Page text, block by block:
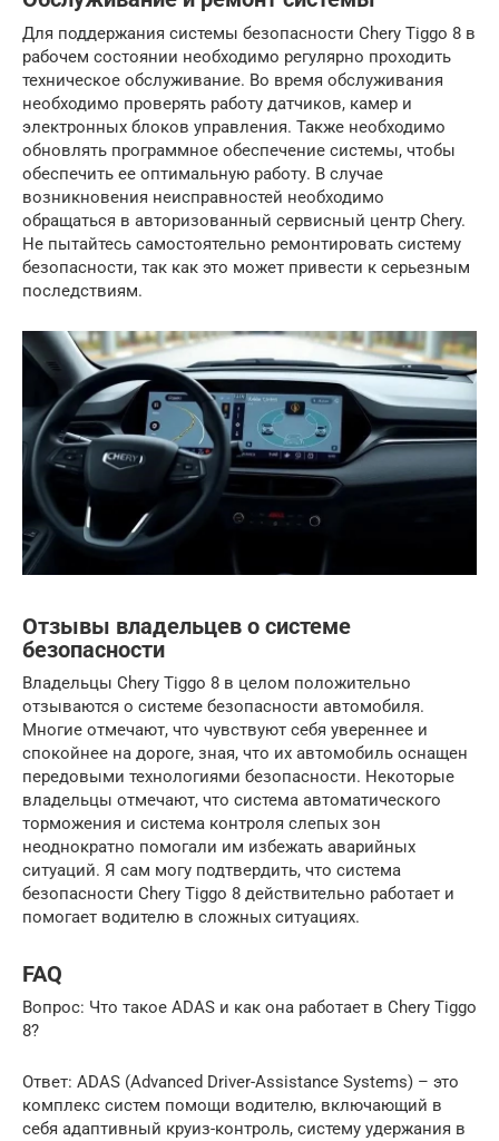
Для поддержания системы безопасности Chery Tiggo 8 в
рабочем состоянии необходимо регулярно проходить
техническое обслуживание. Во время обслуживания
необходимо проверять работу датчиков, камер и
электронных блоков управления. Также необходимо
обновлять программное обеспечение системы, чтобы
обеспечить ее оптимальную работу. В случае
возникновения неисправностей необходимо
обращаться в авторизованный сервисный центр Chery.
Не пытайтесь самостоятельно ремонтировать систему
безопасности, так как это может привести к серьезным
последствиям.
Отзывы владельцев о системе
безопасности
Владельцы Chery Tiggo 8 в целом положительно
отзываются о системе безопасности автомобиля.
Многие отмечают, что чувствуют себя увереннее и
спокойнее на дороге, зная, что их автомобиль оснащен
передовыми технологиями безопасности. Некоторые
владельцы отмечают, что система автоматического
торможения и система контроля слепых зон
неоднократно помогали им избежать аварийных
ситуаций. Я сам могу подтвердить, что система
безопасности Chery Tiggo 8 действительно работает и
помогает водителю в сложных ситуациях.
FAQ
Вопрос: Что такое ADAS и как она работает в Chery Tiggo
8?
Ответ: ADAS (Advanced Driver-Assistance Systems) – это
комплекс систем помощи водителю, включающий в
себя адаптивный круиз-контроль, систему удержания в